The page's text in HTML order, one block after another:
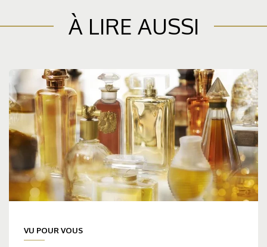
À LIRE AUSSI
VU POUR VOUS